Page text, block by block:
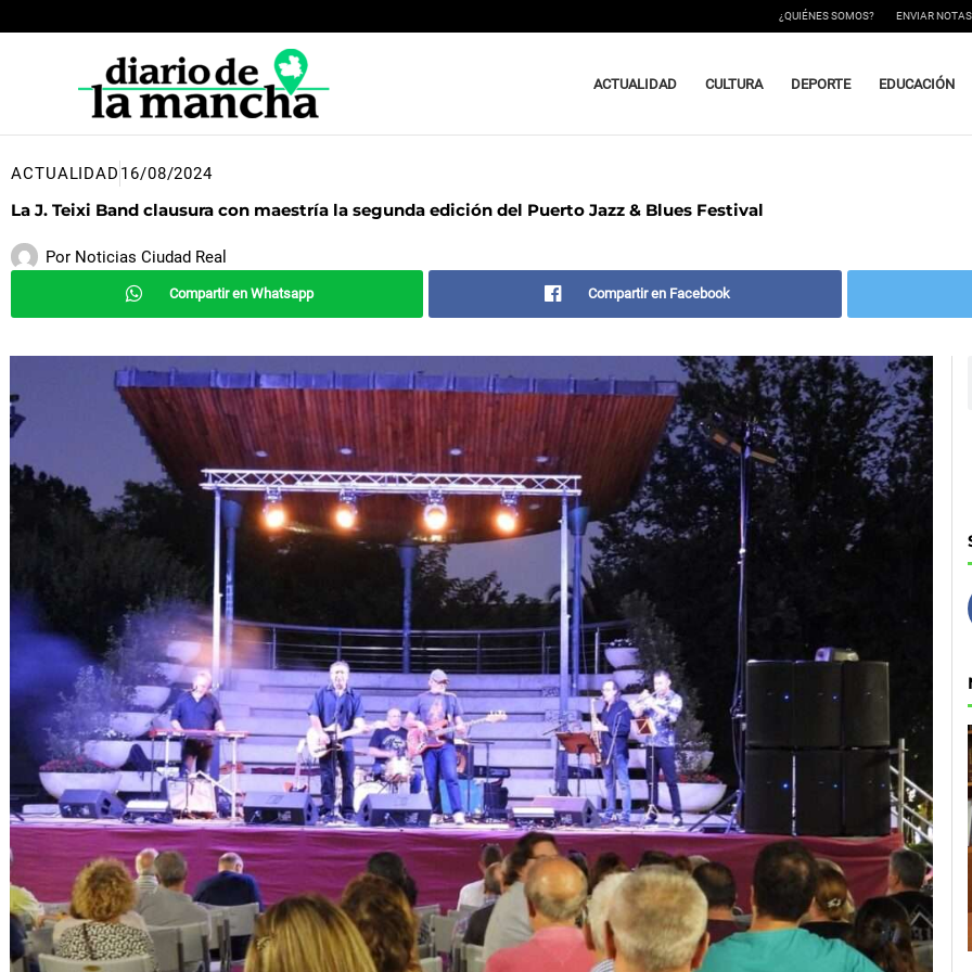
al
¿QUIÉNES SOMOS? ENVIAR
ACTUALIDAD CULTURA DEPORTE EDUCACIÓN
ACTUALIDAD 16/08/2024
La J. Teixi Band clausura con maestría la segunda edición del Puerto Jazz & Blues Festival
Por Noticias Ciudad Real
Compartir en Whatsapp Compartir en Facebook